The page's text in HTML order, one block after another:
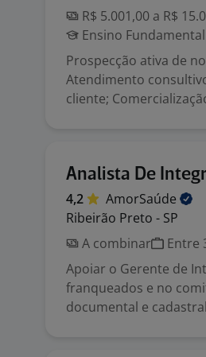
R$ 5.001,00 a R$
Ensino
Prospecção ativa de
Atendimento
cliente;
Analista De
4,2
AmorSaúde
Ribeirão Preto - SP
A combinar
Entre
Apoiar o Gerente de
franqueados e no
documental e